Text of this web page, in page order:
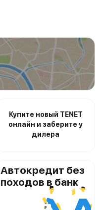
Купите новый TENET
онлайн и заберите у
дилера
Автокредит без
походов в банк